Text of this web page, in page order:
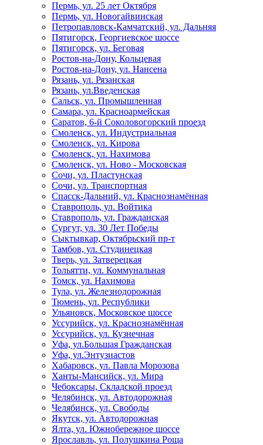
Пермь, ул. 25 лет Октября
Пермь, ул. Новогайвинская
Петропавловск-Камчатский, ул. Дальняя
Пятигорск, Георгиевское шоссе
Пятигорск, ул. Беговая
Ростов-на-Дону, Кольцевая
Ростов-на-Дону, ул. Нансена
Рязань, ул. Рязанская
Рязань, ул.Введенская
Сальск, ул. Промышленная
Самара, ул. Красноармейская
Саратов, 6-й Соколовогорский проезд
Смоленск, ул. Индустриальная
Смоленск, ул. Кирова
Смоленск, ул. Нахимова
Смоленск, ул. Ново - Московская
Сочи, ул. Пластунская
Сочи, ул. Транспортная
Спасск-Дальний, ул. Краснознамённая
Ставрополь, ул. Войтика
Ставрополь, ул. Гражданская
Сургут, ул. 30 Лет Победы
Сыктывкар, Октябрьский пр-т
Тамбов, ул. Студинецкая
Тверь, ул. Затверецкая
Тольятти, ул. Коммунальная
Томск, ул. Нахимова
Тула, ул. Железнодорожная
Тюмень, ул. Республики
Ульяновск, Московское шоссе
Уссурийск, ул. Краснознамённая
Уссурийск, ул. Кузнечная
Уфа, ул.Большая Гражданская
Уфа, ул.Энтузиастов
Хабаровск, ул. Павла Морозова
Ханты-Мансийск, ул. Мира
Чебоксары, Складской проезд
Челябинск, ул. Автодорожная
Челябинск, ул. Свободы
Якутск, ул. Автодорожная
Ялта, ул. Южнобережное шоссе
Ярославль, ул. Полушкина Роща